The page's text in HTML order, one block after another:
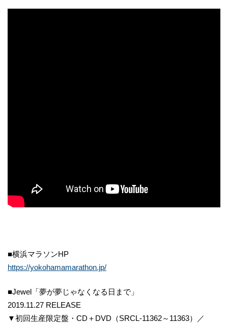
■横浜マラソンHP
https://yokohamamarathon.jp/
■Jewel「夢が夢じゃなくなる日まで」
2019.11.27 RELEASE
▼初回生産限定盤・CD＋DVD（SRCL-11362～11363）／